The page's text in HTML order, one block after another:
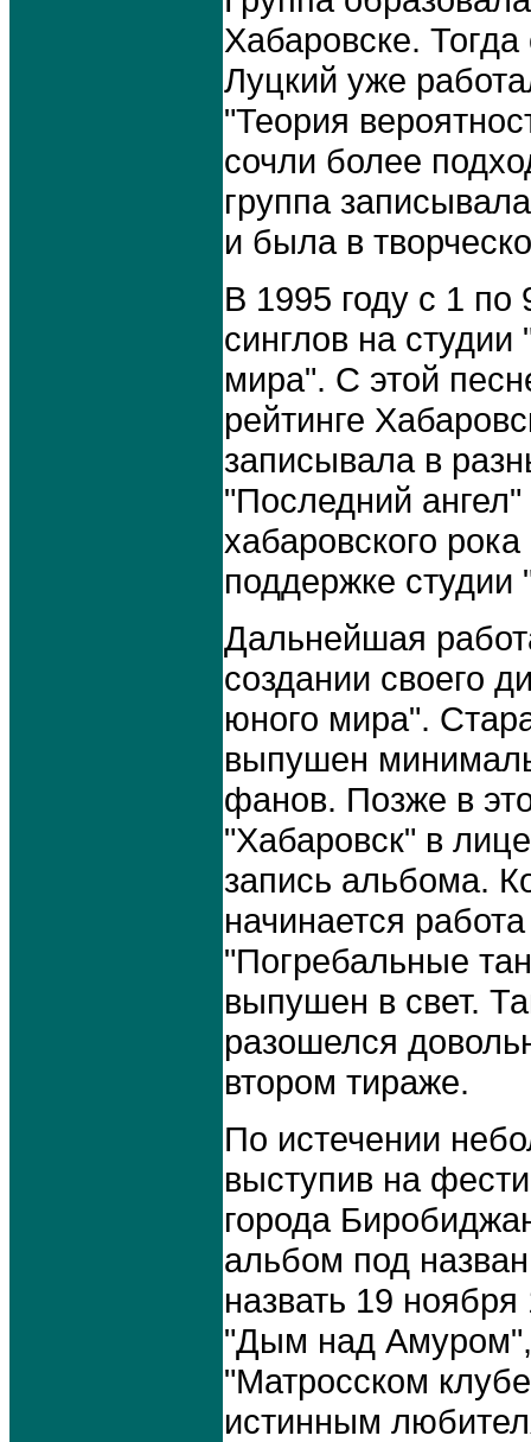
Хабаровске.
Луцкий уже
"Теория
сочли более
группа
и была в
В 1995 году с 1
синглов на
мира". С этой
рейтинге
записывала в
"Последний
хабаровского
поддержке студии
Дальнейшая
создании своего
юного мира".
выпушен
фанов. Позже в
"Хабаровск" в
запись альбома.
начинается
"Погребальные
выпушен в свет.
разошелся
втором тираже.
По истечении
выступив на
города
альбом под
назвать 19
"Дым над Амуром",
"Матросском
истинным